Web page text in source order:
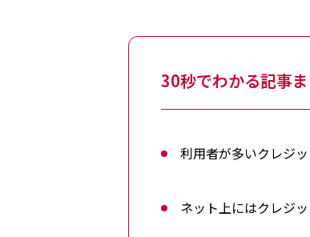
30秒でわかる記事
利用者が多いクレジ
ネット上にはクレジ